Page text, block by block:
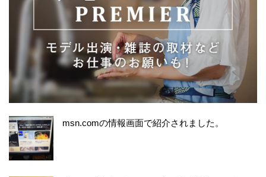
msn.comの情報画面で紹介されました。